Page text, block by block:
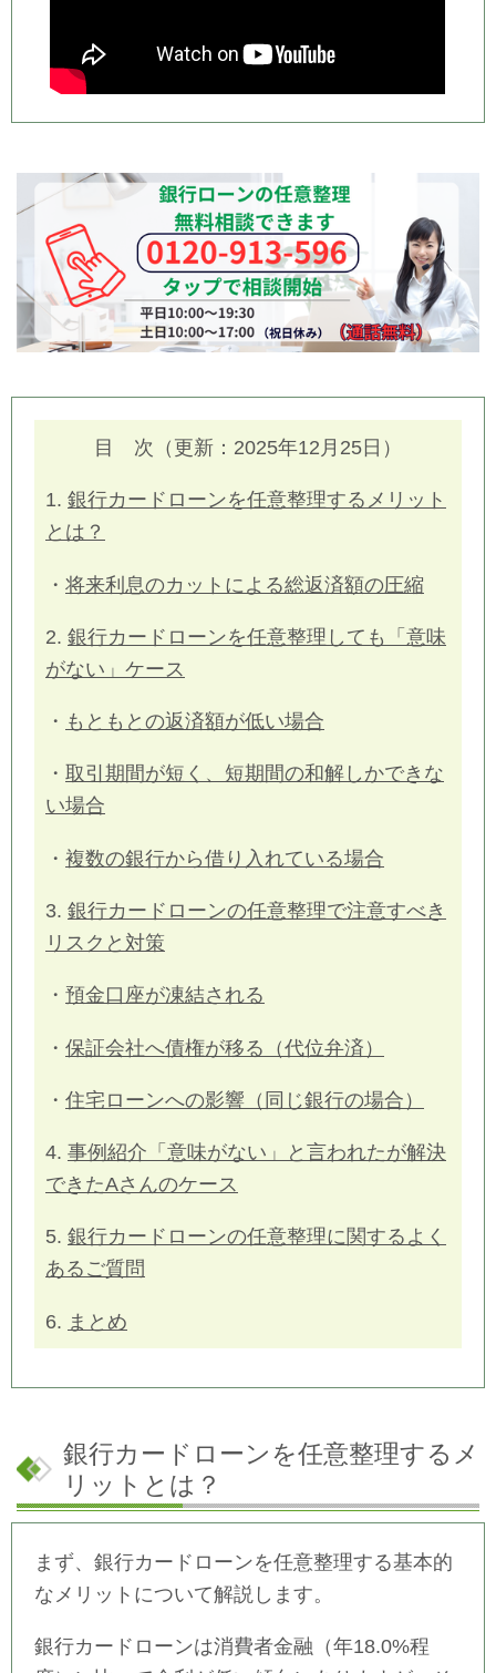
目 次（更新：2025年12月25日）
1. 銀行カードローンを任意整理するメリット
とは？
・ 将来利息のカットによる総返済額の圧縮
2. 銀行カードローンを任意整理しても「意味
がない」ケース
・ もともとの返済額が低い場合
・ 取引期間が短く、短期間の和解しかできな
い場合
・ 複数の銀行から借り入れている場合
3. 銀行カードローンの任意整理で注意すべき
リスクと対策
・ 預金口座が凍結される
・ 保証会社へ債権が移る（代位弁済）
・ 住宅ローンへの影響（同じ銀行の場合）
4. 事例紹介「意味がない」と言われたが解決
できたAさんのケース
5. 銀行カードローンの任意整理に関するよく
あるご質問
6. まとめ
銀行カードローンを任意整理するメ
リットとは？
まず、銀行カードローンを任意整理する基本的
なメリットについて解説します。
銀行カードローンは消費者金融（年18.0%程